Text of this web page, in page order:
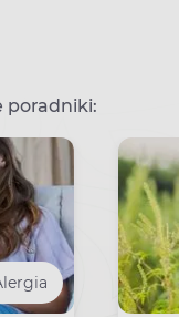
poradniki: